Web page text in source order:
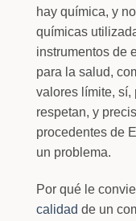
hay química, y
químicas
instrumentos de
para la salud,
valores límite, sí,
respetan, y
procedentes de
un problema.
Por qué le
calidad de un